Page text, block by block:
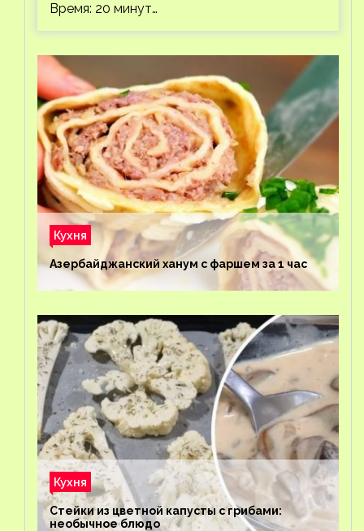
Время: 20 минут…
Кухня
Азербайджанский ханум с фаршем за 1 час
Кухня
Стейки из цветной капусты с грибами:
необычное блюдо